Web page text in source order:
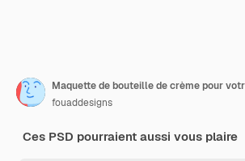
Maquette de bouteille de crème pour
fouaddesigns
Ces PSD pourraient aussi vous plaire